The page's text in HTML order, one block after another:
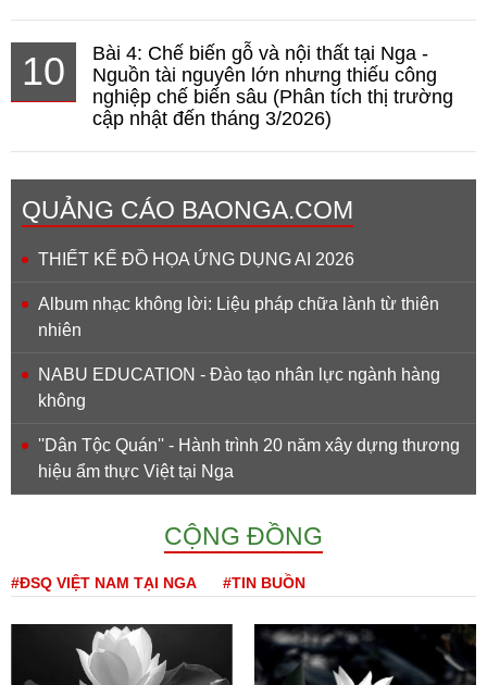
10
Bài 4: Chế biến gỗ và nội thất tại Nga -
Nguồn tài nguyên lớn nhưng thiếu công
nghiệp chế biến sâu (Phân tích thị trường
cập nhật đến tháng 3/2026)
QUẢNG CÁO BAONGA.COM
THIẾT KẾ ĐỒ HỌA ỨNG DỤNG AI 2026
Album nhạc không lời: Liệu pháp chữa lành từ thiên
nhiên
NABU EDUCATION - Đào tạo nhân lực ngành hàng
không
''Dân Tộc Quán'' - Hành trình 20 năm xây dựng thương
hiệu ẩm thực Việt tại Nga
CỘNG ĐỒNG
#ĐSQ VIỆT NAM TẠI NGA #TIN BUỒN